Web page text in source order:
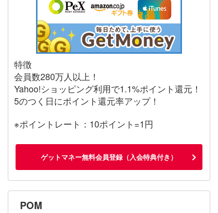
特徴
会員数280万人以上！
Yahoo!ショッピング利用で1.1%ポイント還元！
5のつく日にポイント還元率アップ！
※ポイントレート：10ポイント=1円
ゲットマネー無料会員登録（入会特典付き）
POM